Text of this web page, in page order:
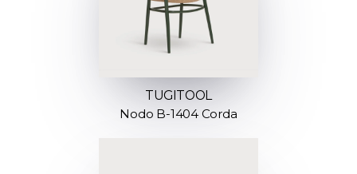
TUGITOOL
Nodo B-1404 Corda